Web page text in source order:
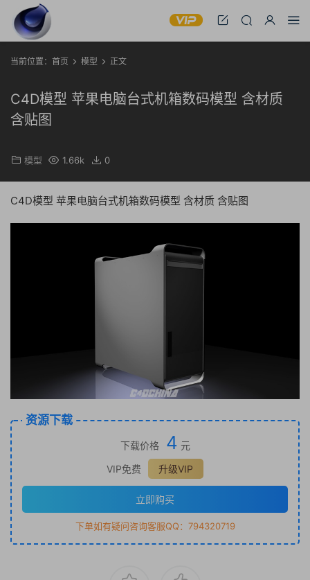
当前位置： 首页 模型 正文
C4D模型 苹果电脑台式机箱数码模型 含材质
含贴图
模型 1.66k 0
C4D模型 苹果电脑台式机箱数码模型 含材质 含贴图
资源下载
下载价格 4 元
VIP免费
升级VIP
立即购买
下单如有疑问咨询客服QQ：794320719